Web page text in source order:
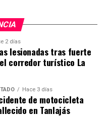
2 días
lesionadas tras fuerte
corredor turístico La
Hace 3 días
de motocicleta
en Tanlajás